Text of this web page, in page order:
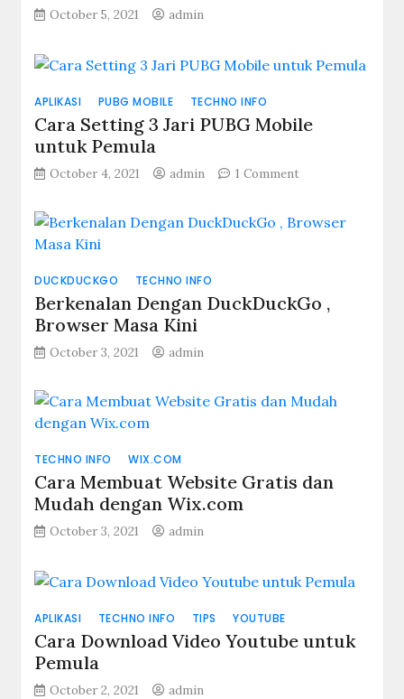
October 5, 2021 admin
APLIKASI PUBG MOBILE TECHNO INFO
Cara Setting 3 Jari PUBG Mobile
untuk Pemula
October 4, 2021 admin 1 Commenton
3
untuk
Pemula
DUCKDUCKGO TECHNO INFO
Berkenalan Dengan DuckDuckGo ,
Browser Masa Kini
October 3, 2021 admin
TECHNO INFO WIX.COM
Cara Membuat Website Gratis dan
Mudah dengan Wix.com
October 3, 2021 admin
APLIKASI TECHNO INFO TIPS YOUTUBE
Cara Download Video Youtube untuk
Pemula
October 2, 2021 admin